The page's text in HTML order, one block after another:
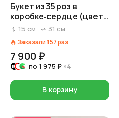
Букет из 35 роз в
коробке‑сердце (цвет
роз и коробки на выбор:
белый)
15 см 31 см
Заказали157раз
7 900 ₽
по 1 975 ₽ ×4
В корзину